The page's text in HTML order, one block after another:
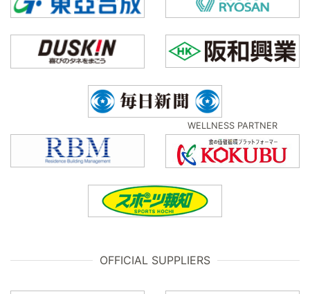
WELLNESS PARTNER
OFFICIAL SUPPLIERS